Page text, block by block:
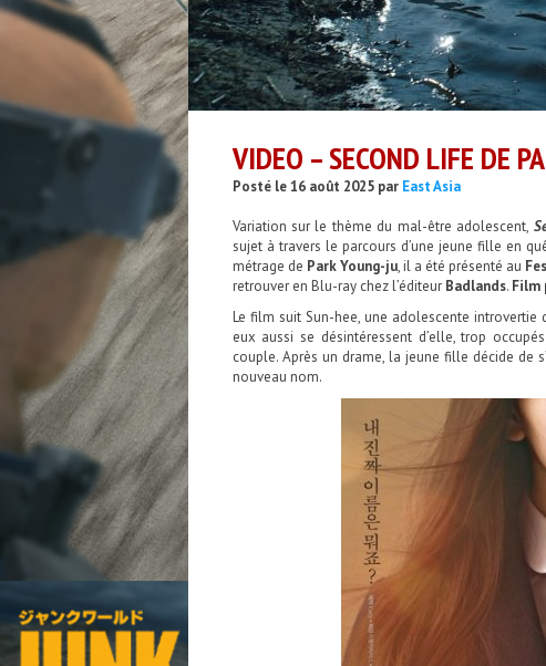
VIDEO – SECOND LIFE DE
Posté le 16 août 2025 par East Asia
Variation sur le thème du mal-être adolescent,
sujet à travers le parcours d’une jeune fille en
métrage de Park Young-ju, il a été présenté au
retrouver en Blu-ray chez l’éditeur Badlands. Film
Le film suit Sun-hee, une adolescente introvertie
eux aussi se désintéressent d’elle, trop
couple. Après un drame, la jeune fille décide de
nouveau nom.